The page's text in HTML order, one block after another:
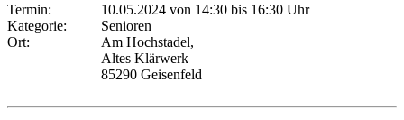
Termin:
10.05.2024 von 14:30 bis 16:30 Uhr
Kategorie:
Senioren
Ort:
Am Hochstadel,
Altes Klärwerk
85290 Geisenfeld